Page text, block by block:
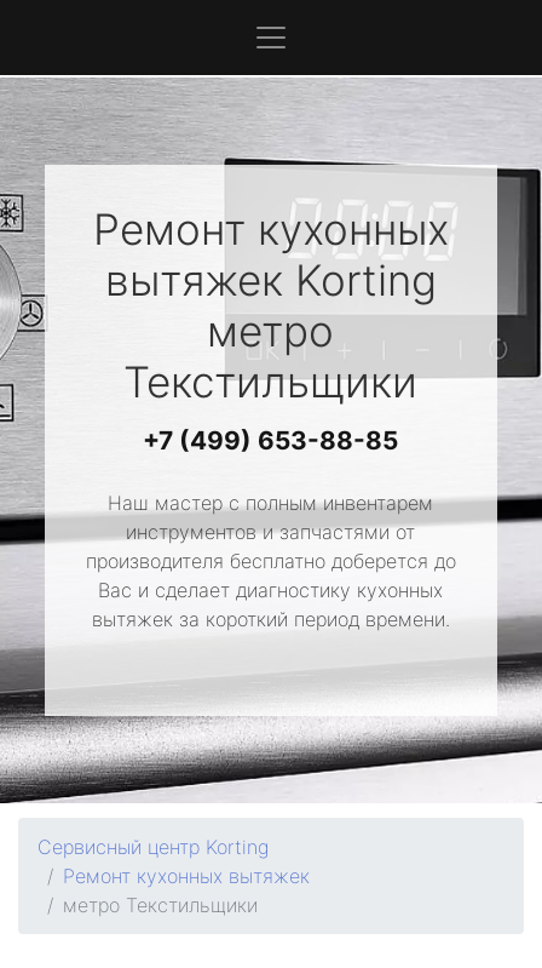
Ремонт кухонных
вытяжек Korting
метро
Текстильщики
+7 (499) 653-88-85
Наш мастер с полным инвентарем
инструментов и запчастями от
производителя бесплатно доберется до
Вас и сделает диагностику кухонных
вытяжек за короткий период времени.
Сервисный центр Korting
Ремонт кухонных вытяжек
метро Текстильщики